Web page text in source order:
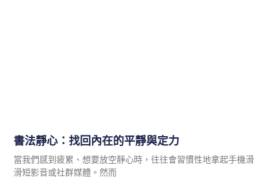
書法靜心：找回內在的平靜與定力
當我們感到疲累、想要放空靜心時，往往會習慣性地拿起手機滑
滑短影音或社群媒體。然而